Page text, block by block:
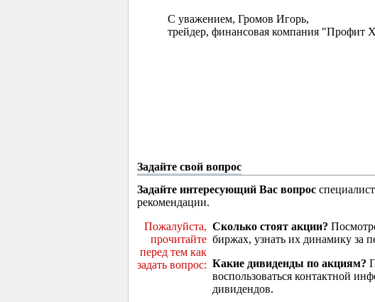
С уважением, Громов Игорь,
трейдер, финансовая компания "Профит
Задайте свой вопрос
Задайте интересующий Вас вопрос
рекомендации.
Пожалуйста,
прочитайте
перед тем как
задать вопрос:
Сколько стоят акции?
биржах, узнать их динамику за
Какие дивиденды по акциям?
воспользоваться контактной
дивидендов.